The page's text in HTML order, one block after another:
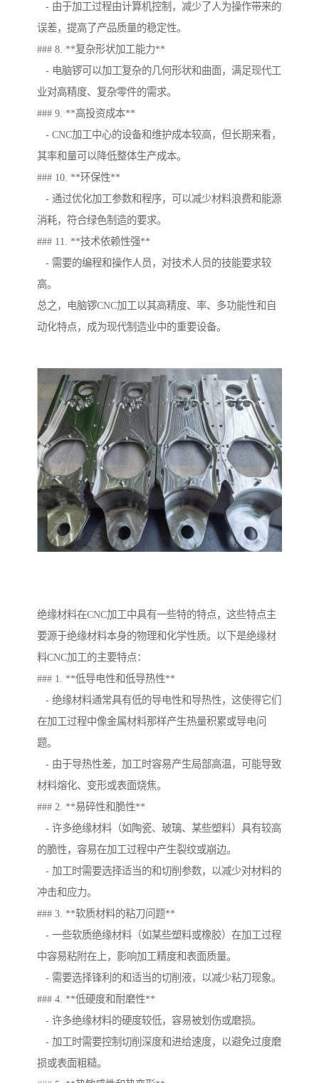
- 由于加工过程由计算机控制，减少了人为操作带来的
误差，提高了产品质量的稳定性。
### 8. **复杂形状加工能力**
- 电脑锣可以加工复杂的几何形状和曲面，满足现代工
业对高精度、复杂零件的需求。
### 9. **高投资成本**
- CNC加工中心的设备和维护成本较高，但长期来看，
其率和量可以降低整体生产成本。
### 10. **环保性**
- 通过优化加工参数和程序，可以减少材料浪费和能源
消耗，符合绿色制造的要求。
### 11. **技术依赖性强**
- 需要的编程和操作人员，对技术人员的技能要求较
高。
总之，电脑锣CNC加工以其高精度、率、多功能性和自
动化特点，成为现代制造业中的重要设备。
绝缘材料在CNC加工中具有一些特的特点，这些特点主
要源于绝缘材料本身的物理和化学性质。以下是绝缘材
料CNC加工的主要特点：
### 1. **低导电性和低导热性**
- 绝缘材料通常具有低的导电性和导热性，这使得它们
在加工过程中像金属材料那样产生热量积累或导电问
题。
- 由于导热性差，加工时容易产生局部高温，可能导致
材料熔化、变形或表面烧焦。
### 2. **易碎性和脆性**
- 许多绝缘材料（如陶瓷、玻璃、某些塑料）具有较高
的脆性，容易在加工过程中产生裂纹或崩边。
- 加工时需要选择适当的和切削参数，以减少对材料的
冲击和应力。
### 3. **软质材料的粘刀问题**
- 一些软质绝缘材料（如某些塑料或橡胶）在加工过程
中容易粘附在上，影响加工精度和表面质量。
- 需要选择锋利的和适当的切削液，以减少粘刀现象。
### 4. **低硬度和耐磨性**
- 许多绝缘材料的硬度较低，容易被划伤或磨损。
- 加工时需要控制切削深度和进给速度，以避免过度磨
损或表面粗糙。